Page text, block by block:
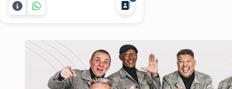
inolvidables? ¡Permitinos llevarte a
un viaje de creatividad y
Nuestro Sello Distintivo: Creatividad